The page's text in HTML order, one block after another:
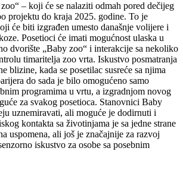
– koji će se nalaziti odmah pored dečijeg
projektu do kraja 2025. godine. To je
će biti izgrađen umesto današnje volijere i
Posetioci će imati mogućnost ulaska u
dvorište „Baby zoo“ i interakcije sa nekoliko
timaritelja zoo vrta. Iskustvo posmatranja
blizine, kada se posetilac susreće sa njima
do sada je bilo omogućeno samo
programima u vrtu, a izgradnjom novog
za svakog posetioca. Stanovnici Baby
uznemiravati, ali moguće je dodirnuti i
kontakta sa životinjama je sa jedne strane
uspomena, ali još je značajnije za razvoj
iskustvo za osobe sa posebnim